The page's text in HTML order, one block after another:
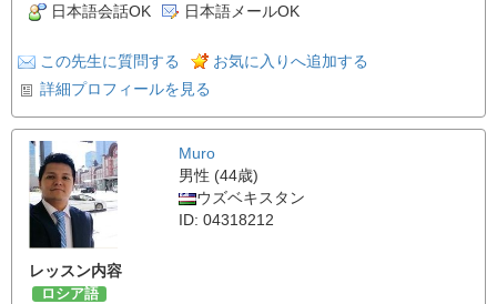
日本語会話OK
日本語メールOK
この先生に質問する
お気に入りへ追加する
詳細プロフィールを見る
Muro
男性 (44歳)
ウズベキスタン
ID: 04318212
レッスン内容
ロシア語